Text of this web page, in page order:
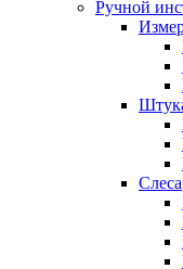
Ручной